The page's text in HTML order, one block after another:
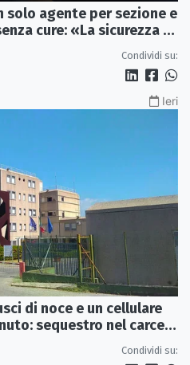
solo agente per sezione e
cure: «La sicurezza è
Condividi su:
Ieri
di noce e un cellulare
sequestro nel carcere
Condividi su: